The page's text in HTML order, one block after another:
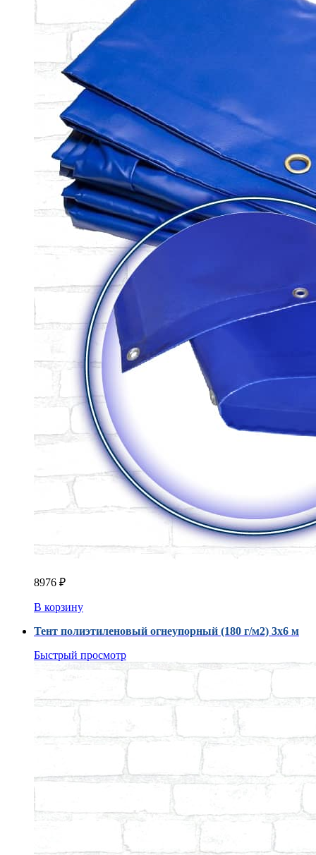
8976 ₽
В корзину
Тент полиэтиленовый огнеупорный (180 г/м2) 3х6 м
Быстрый просмотр